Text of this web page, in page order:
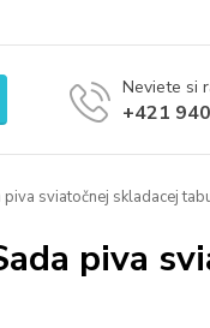
Neviete si
+421
sviatočnej skladacej
piva